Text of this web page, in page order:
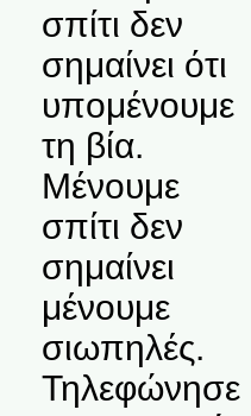
σπίτι δεν
σημαίνει ότι
υπομένουμε
τη βία.
Μένουμε
σπίτι δεν
σημαίνει
μένουμε
σιωπηλές.
Τηλεφώνησε